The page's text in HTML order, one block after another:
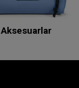
Aksesuarlar